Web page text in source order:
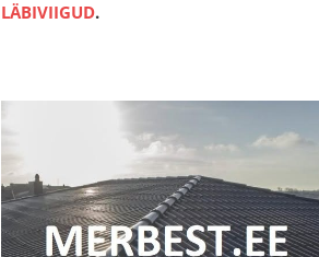
LÄBIVIIGUD.